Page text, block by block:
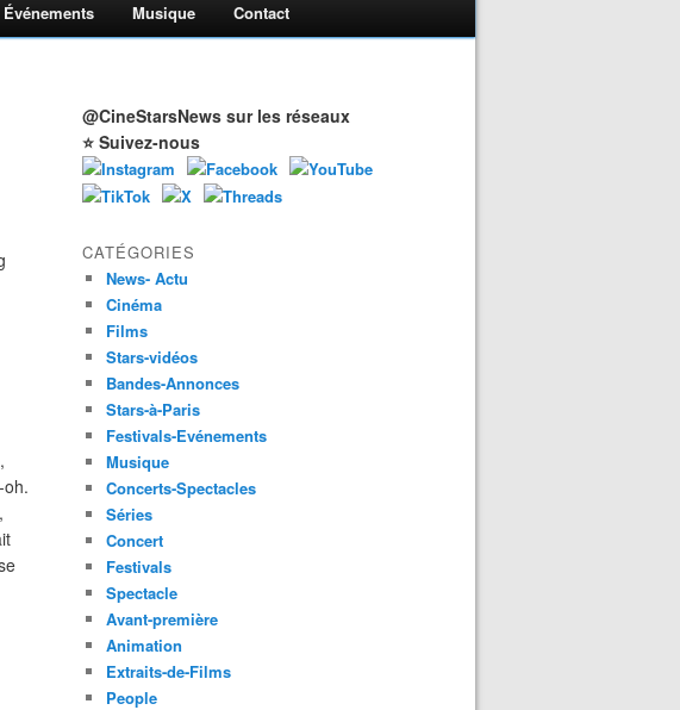
Musique Contact
@CineStarsNews sur les réseaux
⭐ Suivez-nous
CATÉGORIES
News- Actu
Cinéma
Films
Stars-vidéos
Bandes-Annonces
Stars-à-Paris
Festivals-Evénements
Musique
Concerts-Spectacles
Séries
Concert
Festivals
Spectacle
Avant-première
Animation
Extraits-de-Films
People